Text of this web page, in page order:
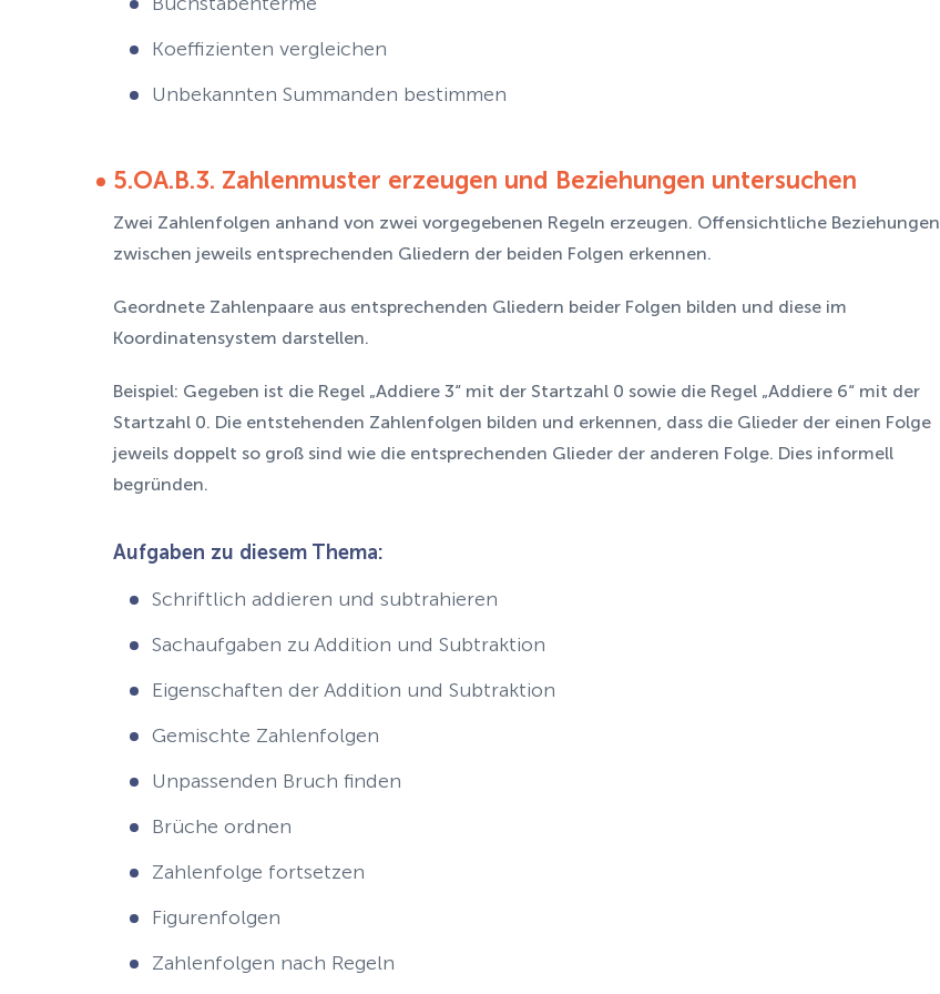
Koeffizienten vergleichen
Unbekannten Summanden bestimmen
5.OA.B.3. Zahlenmuster erzeugen und Beziehungen untersuchen
Zwei Zahlenfolgen anhand von zwei vorgegebenen Regeln erzeugen. Offensichtliche Beziehungen
zwischen jeweils entsprechenden Gliedern der beiden Folgen erkennen.
Geordnete Zahlenpaare aus entsprechenden Gliedern beider Folgen bilden und diese im
Koordinatensystem darstellen.
Beispiel: Gegeben ist die Regel „Addiere 3“ mit der Startzahl 0 sowie die Regel „Addiere 6“ mit der
Startzahl 0. Die entstehenden Zahlenfolgen bilden und erkennen, dass die Glieder der einen Folge
jeweils doppelt so groß sind wie die entsprechenden Glieder der anderen Folge. Dies informell
begründen.
Aufgaben zu diesem Thema:
Schriftlich addieren und subtrahieren
Sachaufgaben zu Addition und Subtraktion
Eigenschaften der Addition und Subtraktion
Gemischte Zahlenfolgen
Unpassenden Bruch finden
Brüche ordnen
Zahlenfolge fortsetzen
Figurenfolgen
Zahlenfolgen nach Regeln